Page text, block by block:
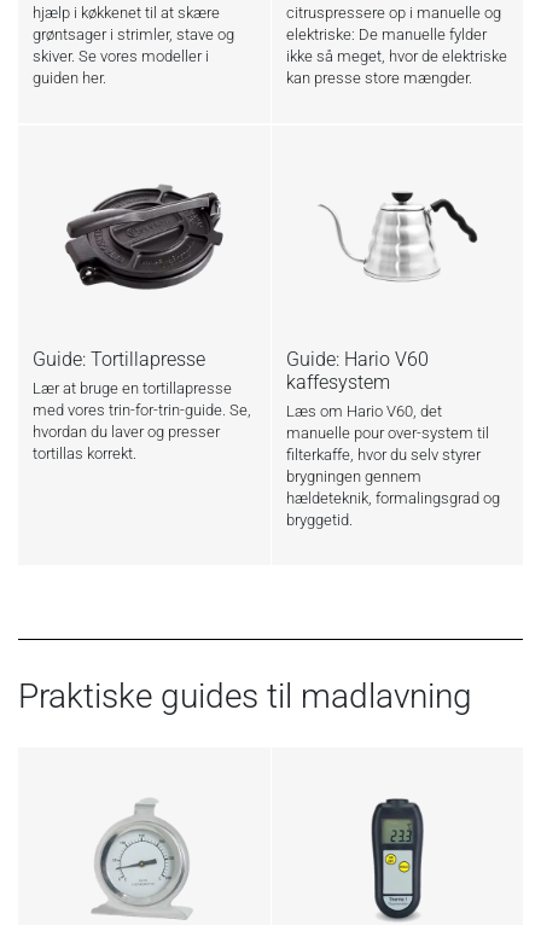
hjælp i køkkenet til at skære
grøntsager i strimler, stave og
skiver. Se vores modeller i
guiden her.
citruspressere op i manuelle og
elektriske: De manuelle fylder
ikke så meget, hvor de elektriske
kan presse store mængder.
Guide: Tortillapresse
Lær at bruge en tortillapresse
med vores trin-for-trin-guide. Se,
hvordan du laver og presser
tortillas korrekt.
Guide: Hario V60
kaffesystem
Læs om Hario V60, det
manuelle pour over-system til
filterkaffe, hvor du selv styrer
brygningen gennem
hældeteknik, formalingsgrad og
bryggetid.
Praktiske guides til madlavning